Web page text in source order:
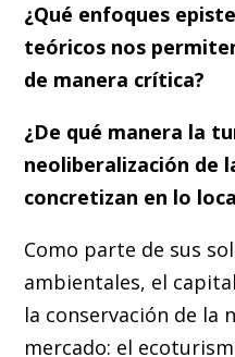
¿Qué enfoques
teóricos nos
de manera crítica?
¿De qué manera la
neoliberalización de
concretizan en lo
Como parte de sus
ambientales, el
la conservación de la
mercado: el